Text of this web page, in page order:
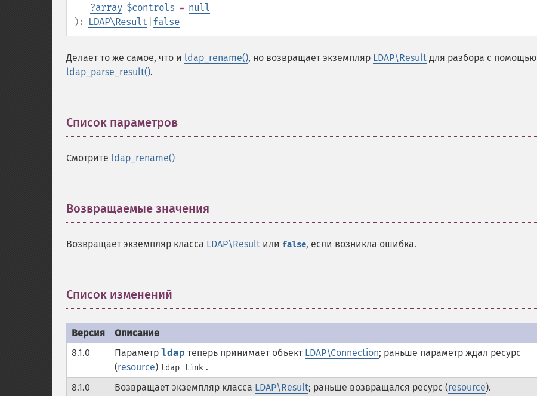
?array $controls = null
):
LDAP\Result false
Делает то же самое, что и ldap_rename(), но возвращает экземпляр LDAP\Result для разбора с помощью
ldap_parse_result().
Список параметров
Смотрите ldap_rename()
Возвращаемые значения
Возвращает экземпляр класса LDAP\Result или false, если возникла ошибка.
Список изменений
Версия
Описание
8.1.0
Параметр ldap теперь принимает объект LDAP\Connection; раньше параметр ждал ресурс
(resource) ldap link .
8.1.0
Возвращает экземпляр класса LDAP\Result; раньше возвращался ресурс (resource).